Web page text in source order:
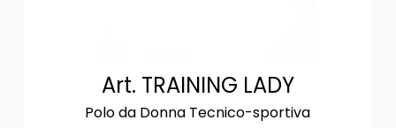
Art. TRAINING LADY
Polo da Donna Tecnico-sportiva